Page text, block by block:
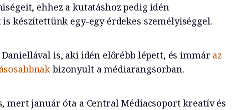
ehhez a kutatáshoz pedig idén
készítettünk egy-egy érdekes személyiséggel.
Daniellával is, aki idén előrébb lépett, és immár az
bizonyult a médiarangsorban.
mert január óta a Central Médiacsoport kreatív és